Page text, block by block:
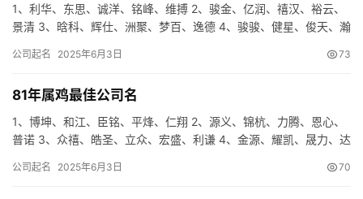
1、利华、东思、诚洋、铭峰、维搏 2、骏金、亿润、禧汉、裕云、
景清 3、晗科、辉仕、洲聚、梦百、逸德 4、骏骏、健星、俊天、瀚
公司起名 2025年6月3日 73
81年属鸡最佳公司名
1、博坤、和江、臣铭、平烽、仁翔 2、源义、锦杭、力腾、恩心、
普诺 3、众禧、皓圣、立众、宏盛、利谦 4、金源、耀凯、晟力、达
公司起名 2025年6月3日 70